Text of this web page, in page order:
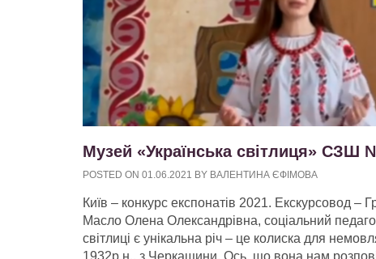
Музей «Українська світлиця» СЗШ
POSTED ON 01.06.2021 BY ВАЛЕНТИНА ЄФІМОВА
Київ – конкурс експонатів 2021. Екскурсовод
Масло Олена Олександрівна, соціальний
світлиці є унікальна річ – це колиска для
1932р.н., з Черкащини. Ось, що вона нам